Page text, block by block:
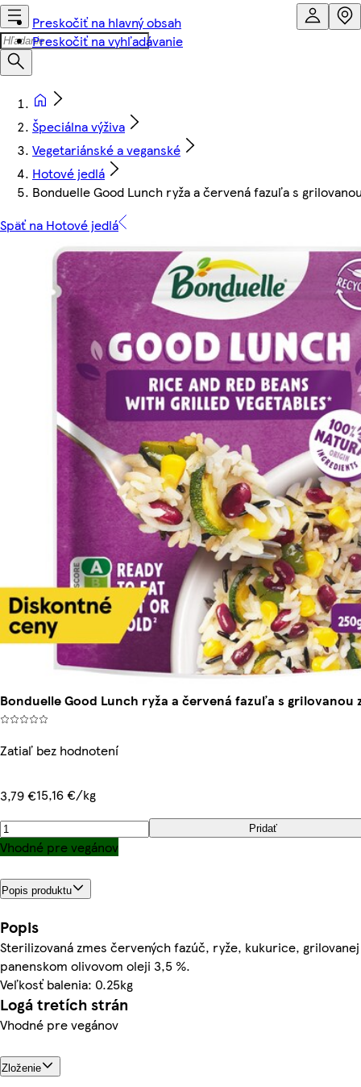
Preskočiť na hlavný obsah
Preskočiť na vyhľadávanie
Špeciálna výživa
Vegetariánské a veganské
Hotové jedlá
Bonduelle Good Lunch ryža a červená fazuľa s
Späť na Hotové jedlá
Bonduelle Good Lunch ryža a červená fazuľa s grilovanou
Zatiaľ bez hodnotení
3,79 €15,16 €/kg
Pridať
Vhodné pre vegánov
Popis produktu
Popis
Sterilizovaná zmes červených fazúč, ryže, kukurice,
panenskom olivovom oleji 3,5 %.
Veľkosť balenia: 0.25kg
Logá tretích strán
Vhodné pre vegánov
Zloženie